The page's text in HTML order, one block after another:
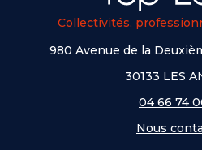
Collectivités,
980 Avenue de la
30133 LES
04 66 74
Nous